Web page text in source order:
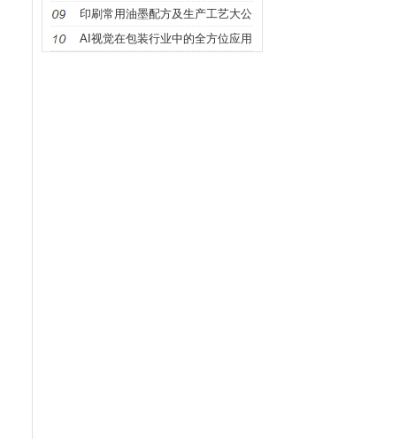
缩减避免
印刷常用油墨配方及生产工艺大公
开
AI视觉在包装行业中的全方位应用